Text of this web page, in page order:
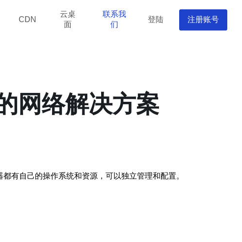
CDN
云桌
面
联系我
们
登陆 注册账号
网络解决方案
有自己的操作系统和资源，可以独立管理和配置。